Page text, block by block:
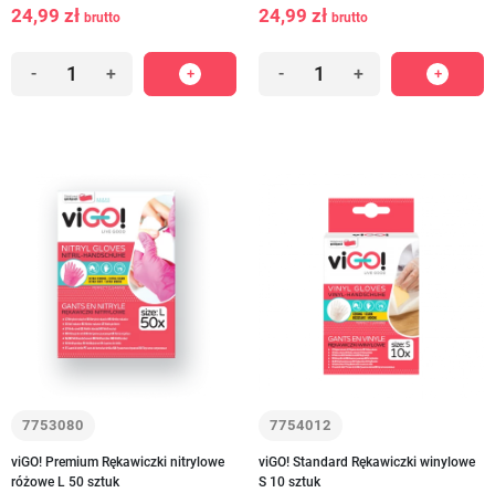
24,99 zł brutto
- +
24,99 zł brutto
- +
7753080
viGO! Premium Rękawiczki nitrylowe
różowe L 50 sztuk
7754012
viGO! Standard Rękawiczki winylowe
S 10 sztuk